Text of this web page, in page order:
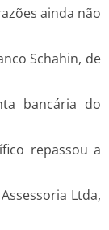
ainda não
Schahin, de
bancária do
repassou a
Ltda,